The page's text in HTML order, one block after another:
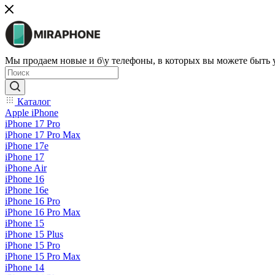
Мы продаем новые и б\у телефоны, в которых вы можете быть
Каталог
Apple iPhone
iPhone 17 Pro
iPhone 17 Pro Max
iPhone 17e
iPhone 17
iPhone Air
iPhone 16
iPhone 16e
iPhone 16 Pro
iPhone 16 Pro Max
iPhone 15
iPhone 15 Plus
iPhone 15 Pro
iPhone 15 Pro Max
iPhone 14